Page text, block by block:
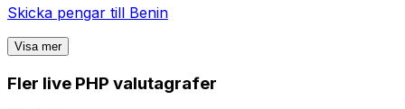
Skicka pengar till Benin
Visa mer
Fler live PHP valutagrafer